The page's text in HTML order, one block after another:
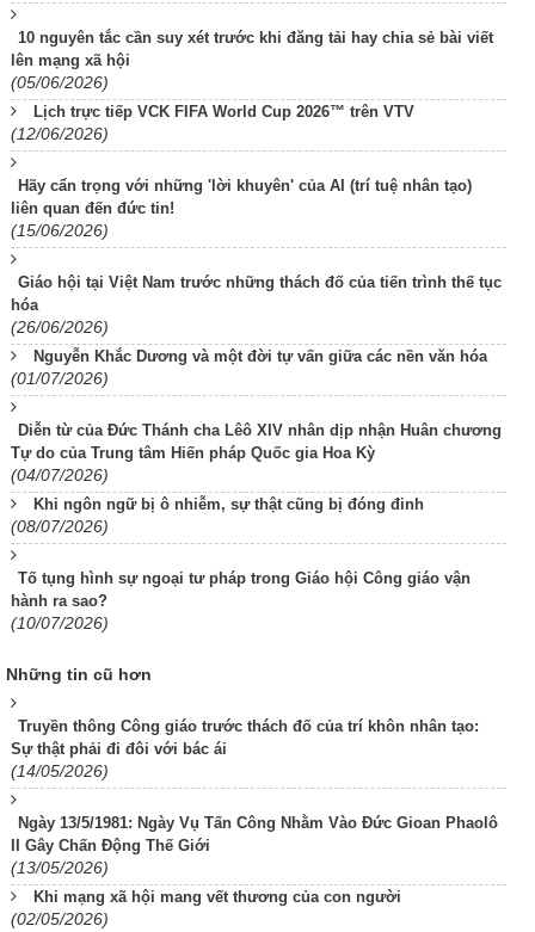
10 nguyên tắc cần suy xét trước khi đăng tải hay chia sẻ bài viết
lên mạng xã hội
(05/06/2026)
Lịch trực tiếp VCK FIFA World Cup 2026™ trên VTV
(12/06/2026)
Hãy cẩn trọng với những 'lời khuyên' của AI (trí tuệ nhân tạo)
liên quan đến đức tin!
(15/06/2026)
Giáo hội tại Việt Nam trước những thách đố của tiến trình thế tục
hóa
(26/06/2026)
Nguyễn Khắc Dương và một đời tự vấn giữa các nền văn hóa
(01/07/2026)
Diễn từ của Đức Thánh cha Lêô XIV nhân dịp nhận Huân chương
Tự do của Trung tâm Hiến pháp Quốc gia Hoa Kỳ
(04/07/2026)
Khi ngôn ngữ bị ô nhiễm, sự thật cũng bị đóng đinh
(08/07/2026)
Tố tụng hình sự ngoại tư pháp trong Giáo hội Công giáo vận
hành ra sao?
(10/07/2026)
Những tin cũ hơn
Truyền thông Công giáo trước thách đố của trí khôn nhân tạo:
Sự thật phải đi đôi với bác ái
(14/05/2026)
Ngày 13/5/1981: Ngày Vụ Tấn Công Nhằm Vào Đức Gioan Phaolô
II Gây Chấn Động Thế Giới
(13/05/2026)
Khi mạng xã hội mang vết thương của con người
(02/05/2026)